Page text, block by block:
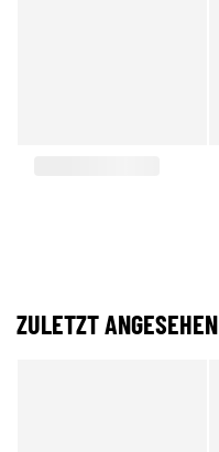
ZULETZT ANGESEHEN